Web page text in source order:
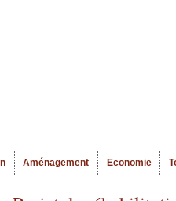
Aménagement Economie